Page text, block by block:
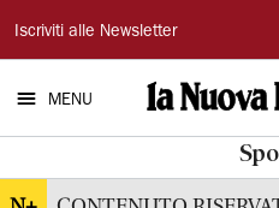
La
Nuova
Ferrara
Iscriviti alle Newsletter
MENU